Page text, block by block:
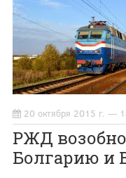
20 октября 2015 г. —
РЖД
Болгарию и